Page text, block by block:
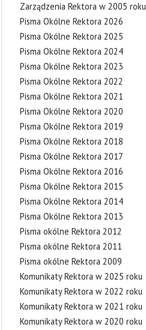
Zarządzenia Rektora w 2005 roku
Pisma Okólne Rektora 2026
Pisma Okólne Rektora 2025
Pisma Okólne Rektora 2024
Pisma Okólne Rektora 2023
Pisma Okólne Rektora 2022
Pisma Okólne Rektora 2021
Pisma Okólne Rektora 2020
Pisma Okólne Rektora 2019
Pisma Okólne Rektora 2018
Pisma Okólne Rektora 2017
Pisma Okólne Rektora 2016
Pisma Okólne Rektora 2015
Pisma Okólne Rektora 2014
Pisma Okólne Rektora 2013
Pisma okólne Rektora 2012
Pisma okólne Rektora 2011
Pisma okólne Rektora 2009
Komunikaty Rektora w 2025 roku
Komunikaty Rektora w 2022 roku
Komunikaty Rektora w 2021 roku
Komunikaty Rektora w 2020 roku